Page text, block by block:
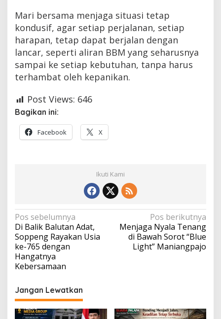
Mari bersama menjaga situasi tetap
kondusif, agar setiap perjalanan, setiap
harapan, tetap dapat berjalan dengan
lancar, seperti aliran BBM yang seharusnya
sampai ke setiap kebutuhan, tanpa harus
terhambat oleh kepanikan.
Post Views: 646
Bagikan ini:
Facebook X
Ikuti Kami
Navigasi
pos
Pos sebelumnya
Di Balik Balutan Adat,
Soppeng Rayakan Usia
ke-765 dengan
Hangatnya
Kebersamaan
Pos berikutnya
Menjaga Nyala Tenang
di Bawah Sorot “Blue
Light” Maniangpajo
Jangan Lewatkan